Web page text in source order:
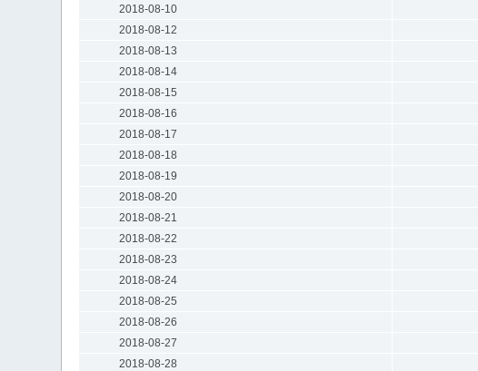
2018-08-10
2018-08-12
2018-08-13
2018-08-14
2018-08-15
2018-08-16
2018-08-17
2018-08-18
2018-08-19
2018-08-20
2018-08-21
2018-08-22
2018-08-23
2018-08-24
2018-08-25
2018-08-26
2018-08-27
2018-08-28